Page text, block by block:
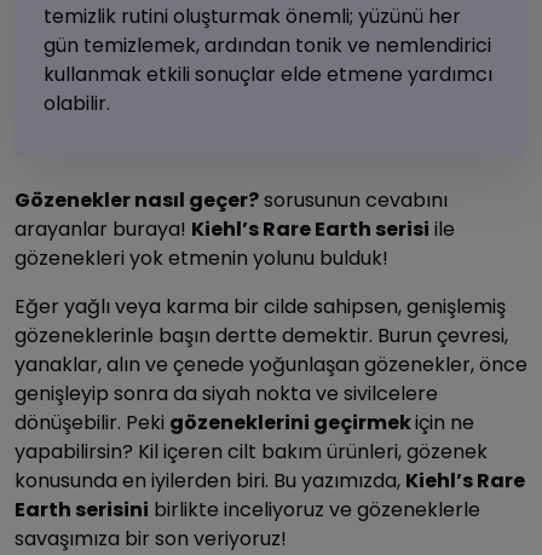
temizlik rutini oluşturmak önemli; yüzünü her
gün temizlemek, ardından tonik ve nemlendirici
kullanmak etkili sonuçlar elde etmene yardımcı
olabilir.
Gözenekler nasıl geçer?sorusunun cevabını
arayanlar buraya! Kiehl’s Rare Earth serisi ile
gözenekleri yok etmenin yolunu bulduk!
Eğer yağlı veya karma bir cilde sahipsen, genişlemiş
gözeneklerinle başın dertte demektir. Burun çevresi,
yanaklar, alın ve çenede yoğunlaşan gözenekler, önce
genişleyip sonra da siyah nokta ve sivilcelere
dönüşebilir. Peki gözeneklerini geçirmekiçin ne
yapabilirsin? Kil içeren cilt bakım ürünleri, gözenek
konusunda en iyilerden biri. Bu yazımızda, Kiehl’s Rare
Earth serisini birlikte inceliyoruz ve gözeneklerle
savaşımıza bir son veriyoruz!